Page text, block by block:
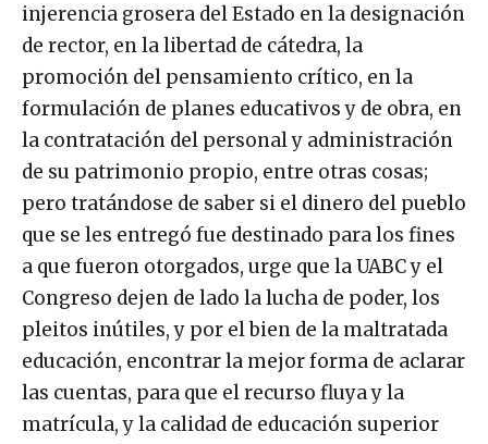
injerencia grosera del Estado en la designación
de rector, en la libertad de cátedra, la
promoción del pensamiento crítico, en la
formulación de planes educativos y de obra, en
la contratación del personal y administración
de su patrimonio propio, entre otras cosas;
pero tratándose de saber si el dinero del pueblo
que se les entregó fue destinado para los fines
a que fueron otorgados, urge que la UABC y el
Congreso dejen de lado la lucha de poder, los
pleitos inútiles, y por el bien de la maltratada
educación, encontrar la mejor forma de aclarar
las cuentas, para que el recurso fluya y la
matrícula, y la calidad de educación superior